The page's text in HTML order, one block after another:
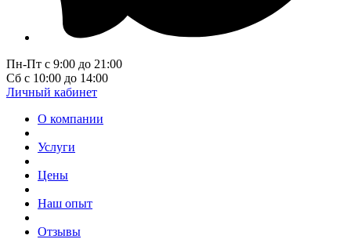
Пн-Пт с 9:00 до 21:00
Сб с 10:00 до 14:00
Личный кабинет
О компании
Услуги
Цены
Наш опыт
Отзывы